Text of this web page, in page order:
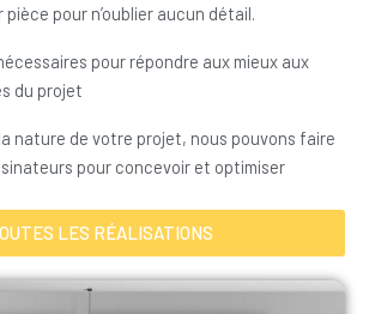
pour n’oublier aucun détail.
pour répondre aux mieux aux
du projet
nature de votre projet, nous pouvons faire
pour concevoir et optimiser
LES RÉALISATIONS